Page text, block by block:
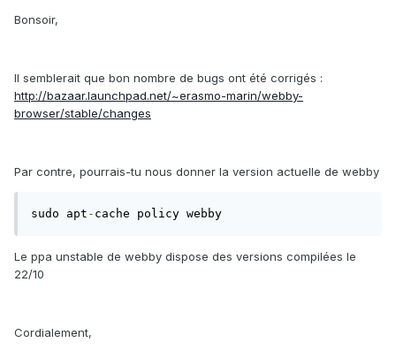
Bonsoir,
Il semblerait que bon nombre de bugs ont été corrigés :
http://bazaar.launchpad.net/~erasmo-marin/webby-
browser/stable/changes
Par contre, pourrais-tu nous donner la version actuelle de webby
sudo apt - cache policy webby
Le ppa unstable de webby dispose des versions compilées le
22/10
Cordialement,